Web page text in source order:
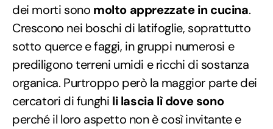
dei morti sono molto apprezzate in cucina.
Crescono nei boschi di latifoglie, soprattutto
sotto querce e faggi, in gruppi numerosi e
prediligono terreni umidi e ricchi di sostanza
organica. Purtroppo però la maggior parte dei
cercatori di funghi li lascia lì dove sono
perché il loro aspetto non è così invitante e